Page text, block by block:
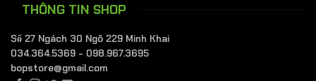
THÔNG TIN SHOP
Số 27 Ngách 30 Ngõ 229 Minh Khai
034.364.5369 - 098.967.3695
bopstore@gmail.com